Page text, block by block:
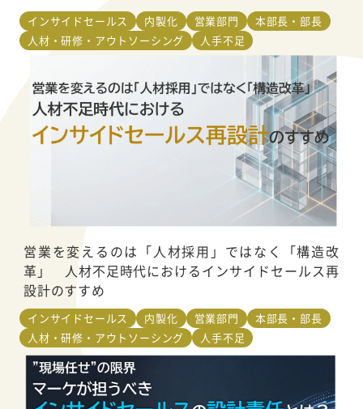
インサイドセールス 内製化 営業部門
本部長・部長
人材・研修・アウトソーシング
人手不足
営業を変えるのは「人材採用」ではなく「構造改
革」 人材不足時代におけるインサイドセールス再
設計のすすめ
インサイドセールス 内製化 営業部門
本部長・部長
人材・研修・アウトソーシング
人手不足